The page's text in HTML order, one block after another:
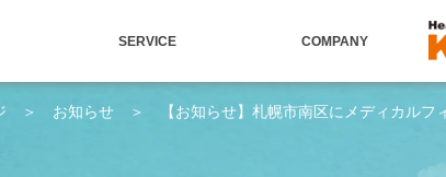
SERVICE COMPANY
＞ お知らせ ＞ 【お知らせ】札幌市南区にメディカル